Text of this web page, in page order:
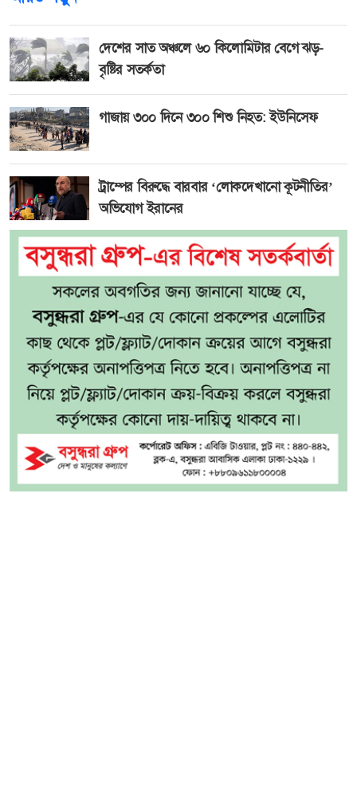
দেশের সাত অঞ্চলে ৬০ কিলোমিটার বেগে ঝড়-
বৃষ্টির সতর্কতা
গাজায় ৩০০ দিনে ৩০০ শিশু নিহত: ইউনিসেফ
ট্রাম্পের বিরুদ্ধে বারবার ‘লোকদেখানো কূটনীতির’
অভিযোগ ইরানের